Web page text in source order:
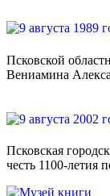
Псковской
Вениамина
Псковская
честь 1100-летия